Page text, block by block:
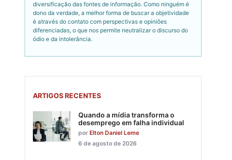
diversificação das fontes de informação. Como ninguém é
dono da verdade, a melhor forma de buscar a objetividade
é através do contato com perspectivas e opiniões
diferenciadas, o que nos permite neutralizar o discurso do
ódio e da intolerância.
ARTIGOS RECENTES
Quando a mídia transforma o
desemprego em falha individual
por Elton Daniel Leme
6 de agosto de 2026